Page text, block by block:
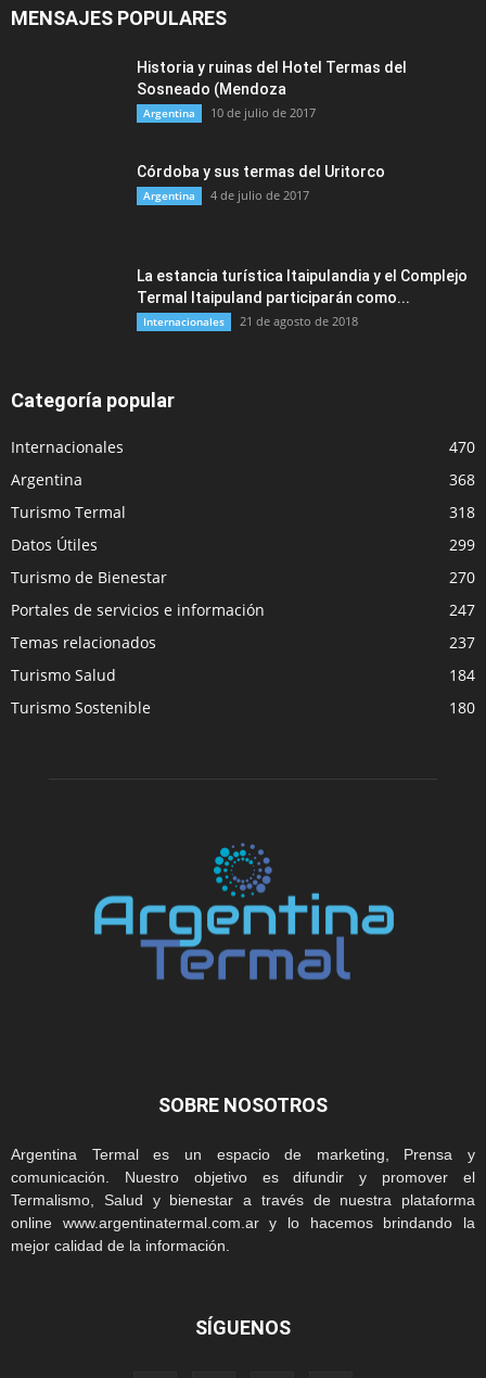
MENSAJES POPULARES
Historia y ruinas del Hotel Termas del
Sosneado (Mendoza
Argentina 10 de julio de 2017
Córdoba y sus termas del Uritorco
Argentina 4 de julio de 2017
La estancia turística Itaipulandia y el Complejo
Termal Itaipuland participarán como...
Internacionales 21 de agosto de 2018
Categoría popular
Internacionales
470
Argentina
368
Turismo Termal
318
Datos Útiles
299
Turismo de Bienestar
270
Portales de servicios e información
247
Temas relacionados
237
Turismo Salud
184
Turismo Sostenible
180
SOBRE NOSOTROS
Argentina Termal es un espacio de marketing, Prensa y
comunicación. Nuestro objetivo es difundir y promover el
Termalismo, Salud y bienestar a través de nuestra plataforma
online www.argentinatermal.com.ar y lo hacemos brindando la
mejor calidad de la información.
SÍGUENOS